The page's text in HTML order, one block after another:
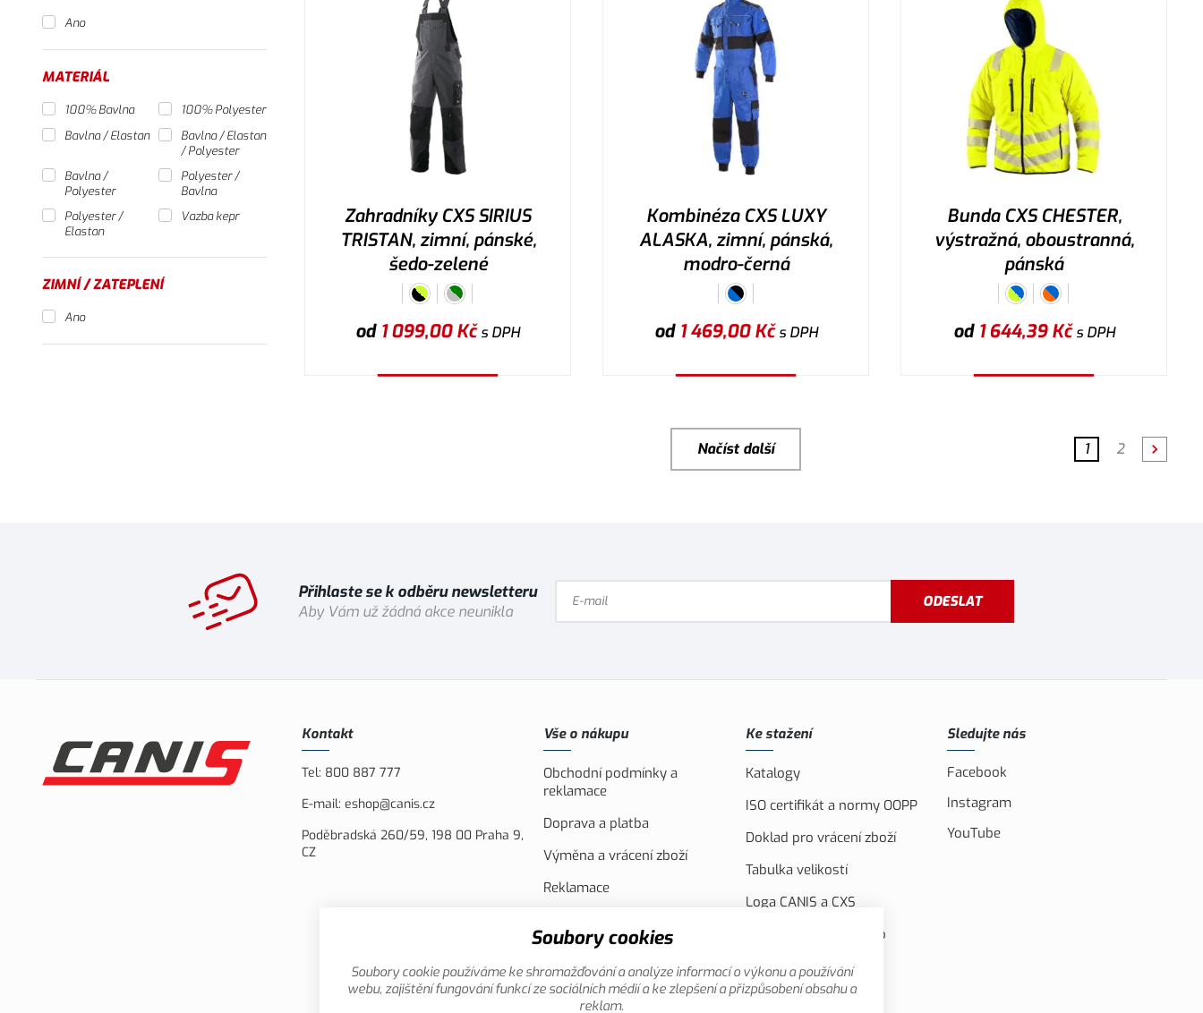
Ano
MATERIÁL
100% Bavlna
100% Polyester
Bavlna / Elastan
Bavlna / Elastan
/ Polyester
Bavlna /
Polyester
Polyester /
Bavlna
Polyester /
Elastan
Vazba kepr
ZIMNÍ / ZATEPLENÍ
Ano
Zahradníky CXS SIRIUS
TRISTAN, zimní, pánské,
šedo-zelené
od 1 099,00Kčs DPH
Kombinéza CXS LUXY
ALASKA, zimní, pánská,
modro-černá
od 1 469,00Kčs DPH
Bunda CXS CHESTER,
výstražná, oboustranná,
pánská
od 1 644,39Kčs DPH
Načíst další 1 2
Přihlaste se k odběru newsletteru
Aby Vám už žádná akce neunikla
ODESLAT
Kontakt
Tel: 800 887 777
E-mail: eshop@canis.cz
Poděbradská 260/59, 198 00 Praha 9,
CZ
Vše o nákupu
Obchodní podmínky a
reklamace
Doprava a platba
Výměna a vrácení zboží
Reklamace
Akční leták
Ke stažení
Katalogy
ISO certifikát a normy OOPP
Doklad pro vrácení zboží
Tabulka velikostí
Loga CANIS a CXS
FVE Spolufinancováno
Reklamní videa
Sledujte nás
Facebook
Instagram
YouTube
Soubory cookies
Soubory cookie používáme ke shromažďování a analýze informací o výkonu a používání
webu, zajištění fungování funkcí ze sociálních médií a ke zlepšení a přizpůsobení obsahu a
reklam.